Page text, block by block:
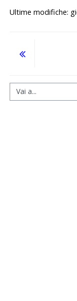
Ultime modifiche:
Vai a...